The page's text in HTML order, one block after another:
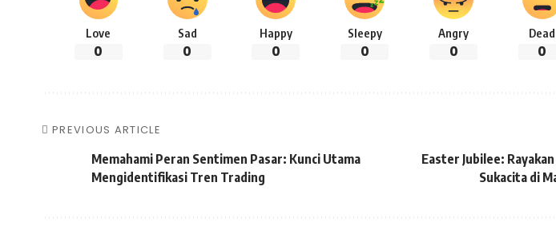
Love
0
Sad
0
Happy
0
Sleepy
0
Angry
0
Dead
0
PREVIOUS ARTICLE
Memahami Peran Sentimen Pasar: Kunci Utama
Mengidentifikasi Tren Trading
Easter Jubilee:
Sukacita di